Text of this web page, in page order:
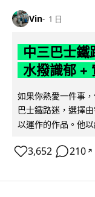
Vin 1 日
中三巴士鐵
水撥識郁 +
如果你熱愛一件事
巴士鐵路迷，選擇
以運作的作品。他
3,652 210 ↗